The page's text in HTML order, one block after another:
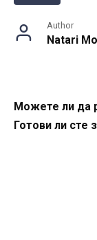
Author
Natari
Можете ли да
Готови ли сте